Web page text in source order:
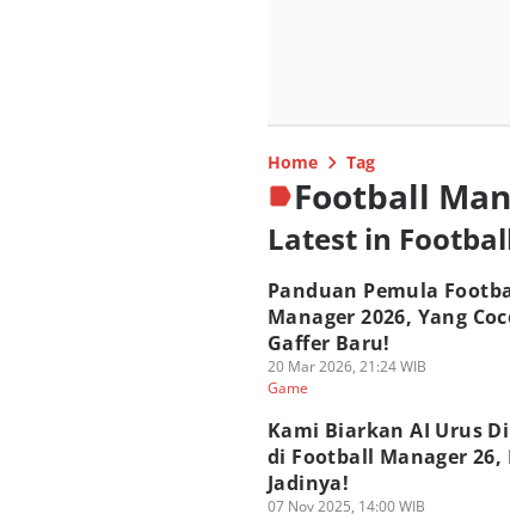
Home Tag
Football
Latest in
Panduan Pemula
Manager 2026, Yang
Gaffer Baru!
20 Mar 2026, 21:24 WIB
Game
Kami Biarkan AI Urus
di Football Manager 26,
Jadinya!
07 Nov 2025, 14:00 WIB